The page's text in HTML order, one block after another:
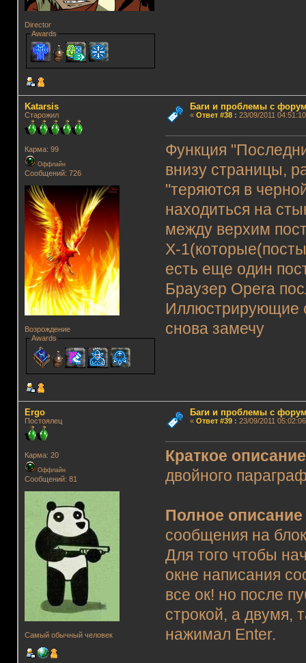
Director
Awards
Katarsis
Старожил
Карма: 99
Оффлайн
Сообщений: 726
Возрождение
Awards
Баги и проблемы с
« Ответ #38: 23/09/2011
Функция
внизу страницы,
"теряются в
находиться на
между верхим
Х-
есть еще один
Браузер Opera
Иллюстрирующие
снова замечу
Ergo
Постоялец
Карма: 20
Оффлайн
Сообщений: 81
Самый обычный человек
Баги и проблемы с
« Ответ #39: 23/09/2011
Краткое
двойного
Полное
сообщения на
Для того чтобы
окне написания
все ок! но после
строкой, а двумя,
нажимал Enter.